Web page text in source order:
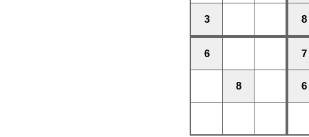
3 8
6
8
7
6